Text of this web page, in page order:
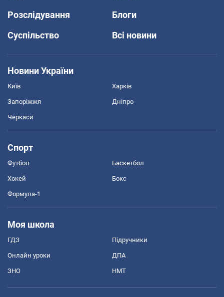
Розслідування
Блоги
Суспільство
Всі новини
Новини України
Київ Харків
Запоріжжя Дніпро
Черкаси
Спорт
Футбол Баскетбол
Хокей Бокс
Формула-1
Моя школа
ГДЗ Підручники
Онлайн уроки ДПА
ЗНО НМТ